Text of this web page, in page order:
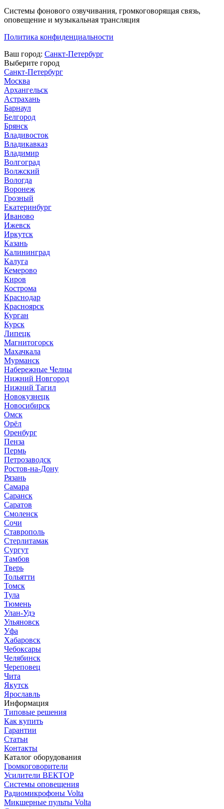
Системы фонового озвучивания, громкоговорящая связь,
оповещение и музыкальная трансляция
Политика конфиденциальности
Ваш город: Санкт-Петербург
Выберите город
Санкт-Петербург
Москва
Архангельск
Астрахань
Барнаул
Белгород
Брянск
Владивосток
Владикавказ
Владимир
Волгоград
Волжский
Вологда
Воронеж
Грозный
Екатеринбург
Иваново
Ижевск
Иркутск
Казань
Калининград
Калуга
Кемерово
Киров
Кострома
Краснодар
Красноярск
Курган
Курск
Липецк
Магнитогорск
Махачкала
Мурманск
Набережные Челны
Нижний Новгород
Нижний Тагил
Новокузнецк
Новосибирск
Омск
Орёл
Оренбург
Пенза
Пермь
Петрозаводск
Ростов-на-Дону
Рязань
Самара
Саранск
Саратов
Смоленск
Сочи
Ставрополь
Стерлитамак
Сургут
Тамбов
Тверь
Тольятти
Томск
Тула
Тюмень
Улан-Удэ
Ульяновск
Уфа
Хабаровск
Чебоксары
Челябинск
Череповец
Чита
Якутск
Ярославль
Информация
Типовые решения
Как купить
Гарантии
Статьи
Контакты
Каталог оборудования
Громкоговорители
Усилители ВЕКТОР
Системы оповещения
Радиомикрофоны Volta
Микшерные пульты Volta